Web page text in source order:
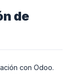
de
con Odoo.